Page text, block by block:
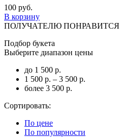
100 руб.
В корзину
ПОЛУЧАТЕЛЮ ПОНРАВИТСЯ
Подбор букета
Выберите диапазон цены
до 1 500 р.
1 500 р. – 3 500 р.
более 3 500 р.
Сортировать:
По цене
По популярности